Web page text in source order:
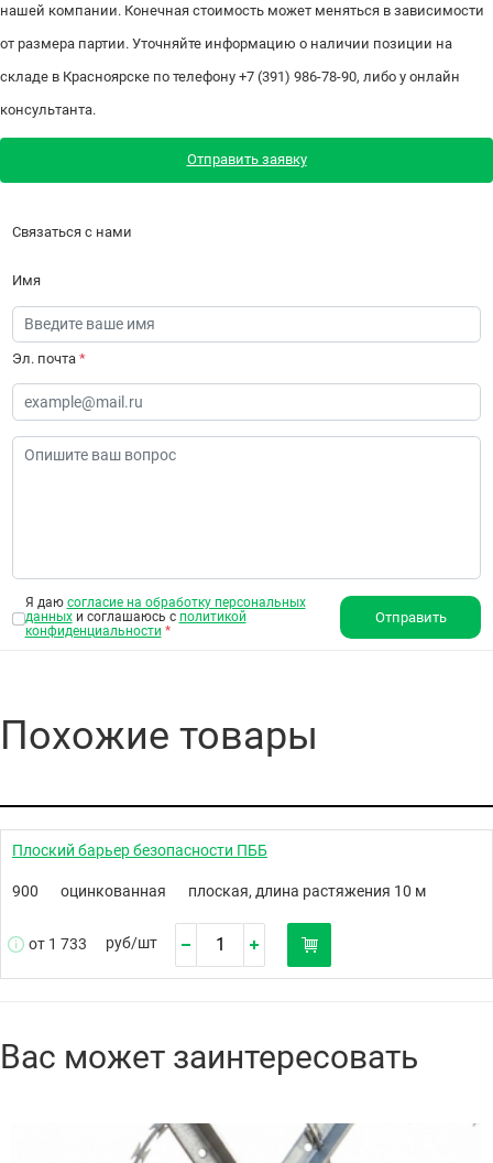
нашей компании. Конечная стоимость может меняться в зависимости
от размера партии. Уточняйте информацию о наличии позиции на
складе в Красноярске по телефону +7 (391) 986-78-90, либо у онлайн
консультанта.
Отправить заявку
Связаться с нами
Имя
Эл. почта *
Я даю согласие на обработку персональных
данныхи соглашаюсь с политикой
конфиденциальности *
Отправить
Похожие товары
Плоский барьер безопасности ПББ
900 оцинкованная плоская, длина растяжения 10 м
от 1 733 руб/шт
Вас может заинтересовать